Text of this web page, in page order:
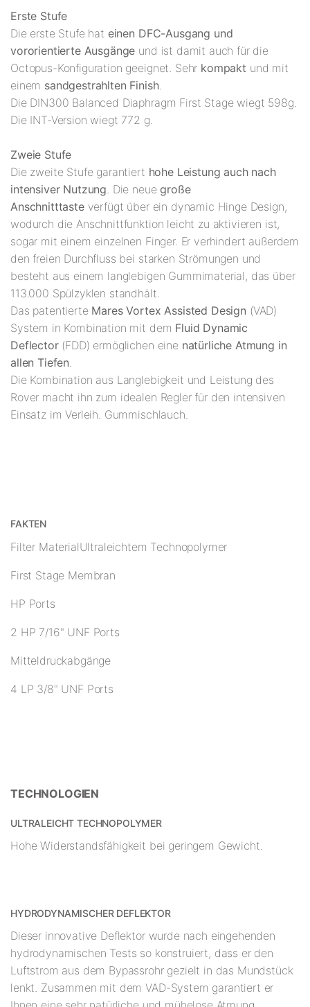
Erste Stufe
Die erste Stufe hat einen DFC-Ausgang und
vororientierte Ausgänge und ist damit auch für die
Octopus-Konfiguration geeignet. Sehr kompakt und mit
einem sandgestrahlten Finish.
Die DIN300 Balanced Diaphragm First Stage wiegt 598g.
Die INT-Version wiegt 772 g.
Zweie Stufe
Die zweite Stufe garantiert hohe Leistung auch nach
intensiver Nutzung. Die neuegroße
Anschnitttasteverfügt über ein dynamic Hinge Design,
wodurch die Anschnittfunktion leicht zu aktivieren ist,
sogar mit einem einzelnen Finger. Er verhindert außerdem
den freien Durchfluss bei starken Strömungen und
besteht aus einem langlebigen Gummimaterial, das über
113.000 Spülzyklen standhält.
Das patentierte Mares Vortex Assisted Design (VAD)
System in Kombination mit dem Fluid Dynamic
Deflector(FDD) ermöglichen eine natürliche Atmung in
allen Tiefen.
Die Kombination aus Langlebigkeit und Leistung des
Rover macht ihn zum idealen Regler für den intensiven
Einsatz im Verleih. Gummischlauch.
FAKTEN
Filter MaterialUltraleichtem Technopolymer
First Stage Membran
HP Ports
2 HP 7/16" UNF Ports
Mitteldruckabgänge
4 LP 3/8" UNF Ports
TECHNOLOGIEN
ULTRALEICHT TECHNOPOLYMER
Hohe Widerstandsfähigkeit bei geringem Gewicht.
HYDRODYNAMISCHER DEFLEKTOR
Dieser innovative Deflektor wurde nach eingehenden
hydrodynamischen Tests so konstruiert, dass er den
Luftstrom aus dem Bypassrohr gezielt in das Mundstück
lenkt. Zusammen mit dem VAD-System garantiert er